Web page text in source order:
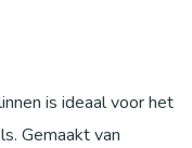
is ideaal voor het
Gemaakt van